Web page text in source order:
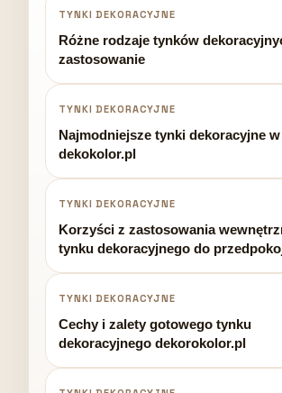
TYNKI DEKORACYJNE
Różne rodzaje tynków
zastosowanie
TYNKI DEKORACYJNE
Najmodniejsze tynki dekoracyjne
dekokolor.pl
TYNKI DEKORACYJNE
Korzyści z zastosowania
tynku dekoracyjnego do
TYNKI DEKORACYJNE
Cechy i zalety gotowego tynku
dekoracyjnego dekorokolor.pl